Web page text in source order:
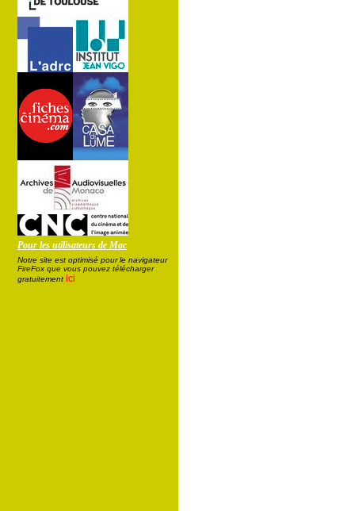
Pour les utilisateurs de Mac
Notre site est optimisé pour le navigateur
FireFox que vous pouvez télécharger
gratuitement ici